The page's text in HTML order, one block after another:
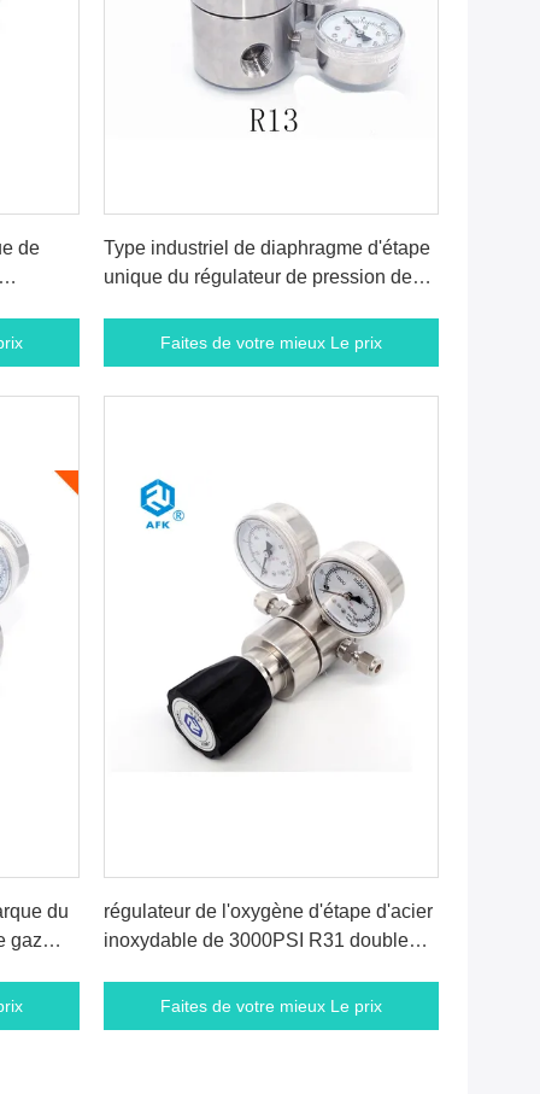
de
Type industriel de diaphragme d'étape
unique du régulateur de pression de
Faites de votre mieux Le prix
du
gaz
régulateur de l'oxygène d'étape d'acier
inoxydable de 3000PSI R31 double
Faites de votre mieux Le prix